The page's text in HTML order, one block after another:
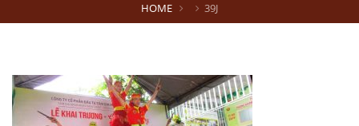
HOME 39J